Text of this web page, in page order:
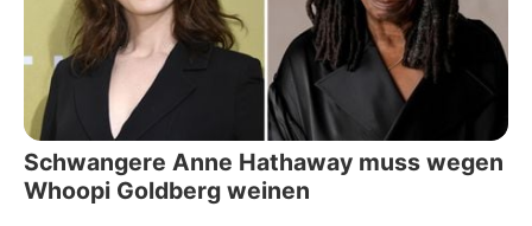
Schwangere Anne Hathaway muss wegen
Whoopi Goldberg weinen